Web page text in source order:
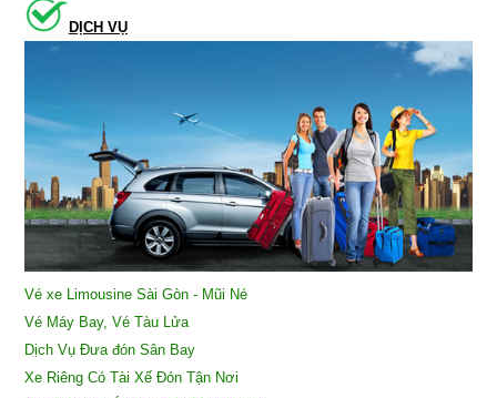
DỊCH VỤ
Vé xe Limousine Sài Gòn - Mũi Né
Vé Máy Bay, Vé Tàu Lửa
Dịch Vụ Đưa đón Sân Bay
Xe Riêng Có Tài Xế Đón Tận Nơi